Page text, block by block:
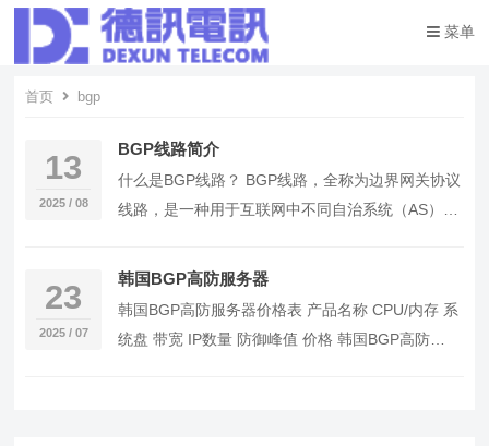
菜单
首页 bgp
13
2025 / 08
BGP线路简介
什么是BGP线路？ BGP线路，全称为边界网关协议
线路，是一种用于互联网中不同自治系统（AS）之
（…
23
2025 / 07
韩国BGP高防服务器
韩国BGP高防服务器价格表 产品名称 CPU/内存 系
统盘 带宽 IP数量 防御峰值 价格 韩国BGP高防